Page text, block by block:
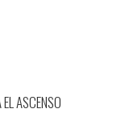
ASCENSO